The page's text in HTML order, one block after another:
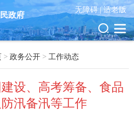
政府
无障碍 |适老版
> 政务公开 > 工作动态
设、高考筹备、食品
汛备汛等工作